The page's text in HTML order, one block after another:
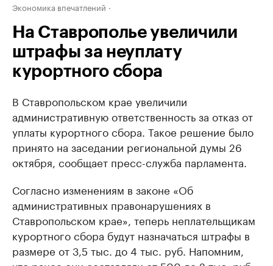
Экономика впечатлений
На Ставрополье увеличили
штрафы за неуплату
курортного сбора
В Ставропольском крае увеличили
административную ответственность за отказ от
уплаты курортного сбора. Такое решение было
принято на заседании региональной думы 26
октября, сообщает пресс-служба парламента.
Согласно изменениям в законе «Об
административных правонарушениях в
Ставропольском крае», теперь неплательщикам
курортного сбора будут назначаться штрафы в
размере от 3,5 тыс. до 4 тыс. руб. Напомним,